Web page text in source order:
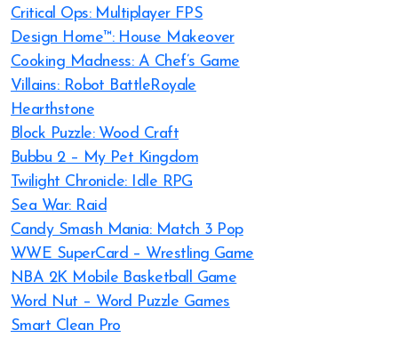
Critical Ops: Multiplayer FPS
Design Home™: House Makeover
Cooking Madness: A Chef’s Game
Villains: Robot BattleRoyale
Hearthstone
Block Puzzle: Wood Craft
Bubbu 2 – My Pet Kingdom
Twilight Chronicle: Idle RPG
Sea War: Raid
Candy Smash Mania: Match 3 Pop
WWE SuperCard – Wrestling Game
NBA 2K Mobile Basketball Game
Word Nut – Word Puzzle Games
Smart Clean Pro